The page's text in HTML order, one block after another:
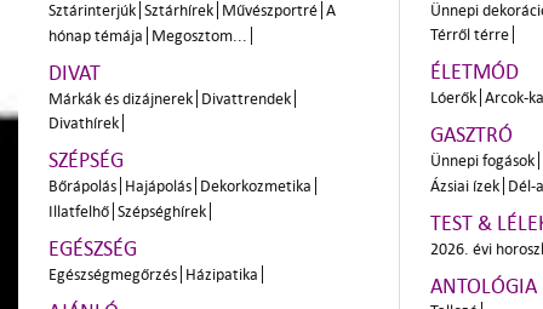
Sztárinterjúk Sztárhírek Művészportré A
hónap témája Megosztom...
DIVAT
Márkák és dizájnerek Divattrendek
Divathírek
SZÉPSÉG
Bőrápolás Hajápolás Dekorkozmetika
Illatfelhő Szépséghírek
EGÉSZSÉG
Egészségmegőrzés Házipatika
Ünnepi
Térről térre
ÉLETMÓD
Lóerők Arcok-
GASZTRÓ
Ünnepi fogások
Ázsiai ízek Dél-
TEST &
2026. évi
ANTOLÓGIA